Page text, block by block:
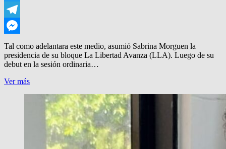
Twitter
Telegram
Messenger
Tal como adelantara este medio, asumió Sabrina Morguen la
presidencia de su bloque La Libertad Avanza (LLA). Luego de su
debut en la sesión ordinaria…
Ver másMORGUEN
PRESIDE
BLOQUE